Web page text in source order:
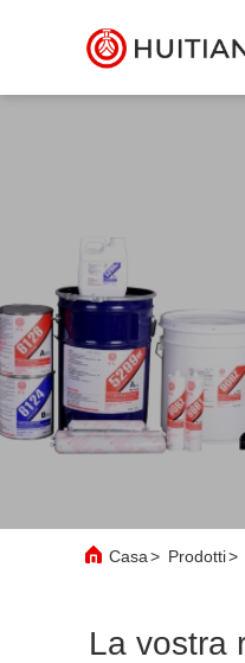
Casa> Prodotti>
La vostra